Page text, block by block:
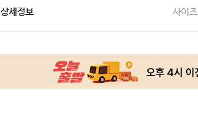
상세정보 사이즈